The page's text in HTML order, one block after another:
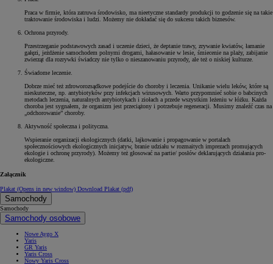
Praca w firmie, która zatruwa środowisko, ma nieetyczne standardy produkcji to godzenie się na takie
traktowanie środowiska i ludzi. Możemy nie dokładać się do sukcesu takich biznesów.
Ochrona przyrody.
Przestrzeganie podstawowych zasad i uczenie dzieci, że deptanie trawy, zrywanie kwiatów, łamanie
gałęzi, jeżdżenie samochodem polnymi drogami, hałasowanie w lesie, śmiecenie na plaży, zabijanie
zwierząt dla rozrywki świadczy nie tylko o nieszanowaniu przyrody, ale też o niskiej kulturze.
Świadome leczenie.
Dobrze mieć też zdroworozsądkowe podejście do choroby i leczenia. Unikanie wielu leków, które są
nieskuteczne, np. antybiotyków przy infekcjach wirusowych. Warto przypomnieć sobie o babcinych
metodach leczenia, naturalnych antybiotykach i ziołach a przede wszystkim leżeniu w łóżku. Każda
choroba jest sygnałem, że organizm jest przeciążony i potrzebuje regeneracji. Musimy znaleźć czas na
„odchorowanie” choroby.
Aktywność społeczna i polityczna.
Wspieranie organizacji ekologicznych (datki, lajkowanie i propagowanie w portalach
społecznościowych ekologicznych inicjatyw, branie udziału w rozmaitych imprezach promujących
ekologie i ochronę przyrody). Możemy też głosować na partie/ posłów deklarujących działania pro-
ekologiczne.
Załącznik
Plakat (Opens in new window) Download Plakat (pdf)
Samochody
Samochody
Samochody osobowe
Nowe Aygo X
Yaris
GR Yaris
Yaris Cross
Nowy Yaris Cross